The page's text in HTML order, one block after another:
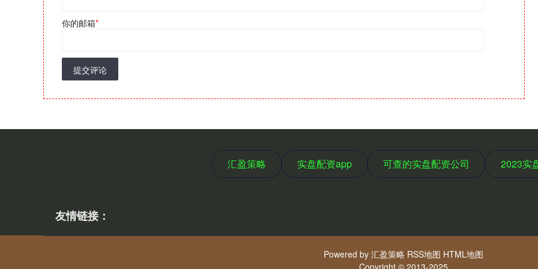
你的邮箱*
提交评论
汇盈策略 实盘配资app 可查的实盘配资公司 2023实
友情链接：
Powered by 汇盈策略 RSS地图 HTML地图
Copyright © 2013-2025